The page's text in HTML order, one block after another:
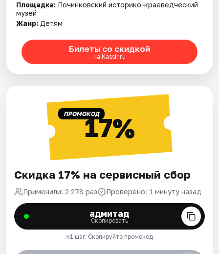
Площадка: Починковский историко-краеведческий
музей
Жанр: Детям
Билеты со скидкой
на Kassir.ru
ПРОМОКОД17%
Скидка 17% на сервисный сбор
Применили: 2 278 раз Проверено: 1 минуту назад
адмитад
Скопировать
1 шаг. Скопируйте промокод